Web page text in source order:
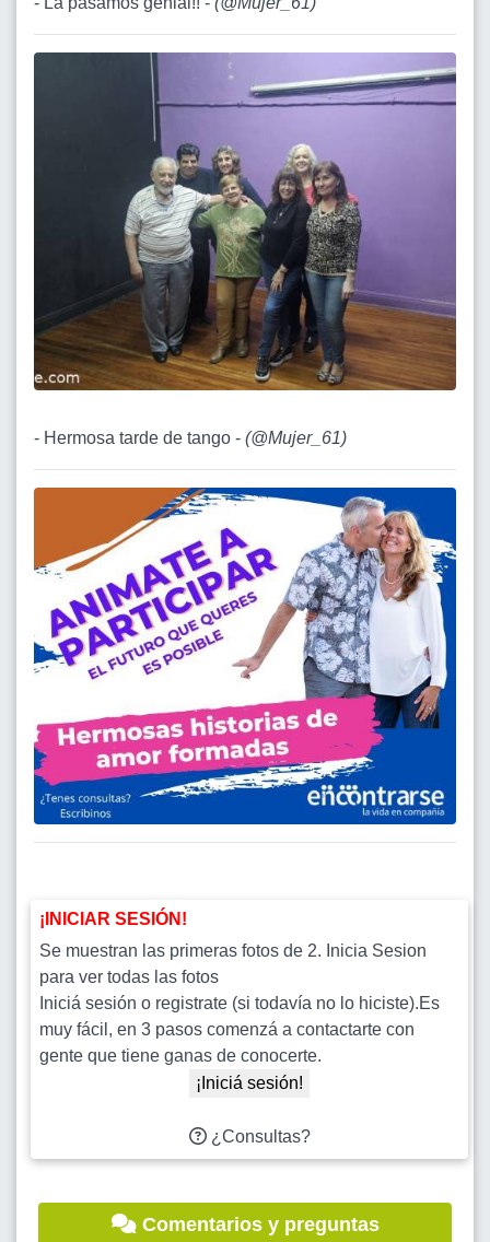
- Hermosa tarde de tango - (@Mujer_61)
¡INICIAR SESIÓN!
Se muestran las primeras fotos de 2. Inicia Sesion
para ver todas las fotos
Iniciá sesión o registrate (si todavía no lo hiciste).Es
muy fácil, en 3 pasos comenzá a contactarte con
gente que tiene ganas de conocerte.
¡Iniciá sesión!
¿Consultas?
Comentarios y preguntas